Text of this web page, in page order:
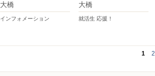
大橋
インフォメーション
大橋
就活生 応援！
1 2